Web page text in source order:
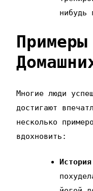
нибудь
Многие люди
достигают
несколько
вдохновить: